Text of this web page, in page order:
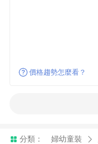
價格趨勢怎麼看？
分類： 婦幼童裝